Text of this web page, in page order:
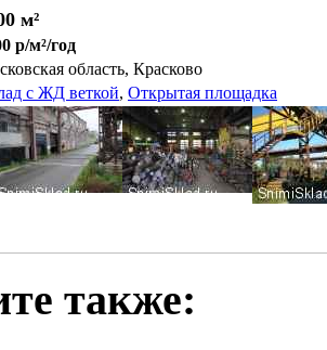
м²
р/м²/год
область, Красково
с ЖД веткой, Открытая площадка
также: